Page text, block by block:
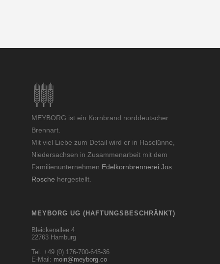
MEYBORG ist ein Kornbrand norddeutscher
Brennart.
Mit viel Liebe zum Detail wird er in Haselünne,
Niedersachsen in Zusammenarbeit mit dem
Familienunternehmen Edelkornbrennerei Jos.
Rosche hergestellt.
MEYBORG UG (HAFTUNGSBESCHRÄNKT)
Bleickenallee 4
22763 Hamburg
Tel: +49 (0) 176-700-645-36
E-Mail: moin@meyborg.co